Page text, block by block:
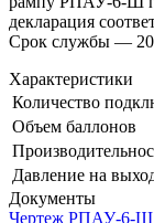
декларация
Срок службы — 20
Характеристики
Количество
Объем баллонов
Давление на
Документы
Чертеж РПАУ-6-Ш